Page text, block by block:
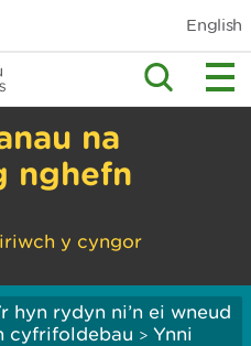
English
na
nghefn
y cyngor
hyn rydyn ni’n ei wneud
cyfrifoldebau > Ynni